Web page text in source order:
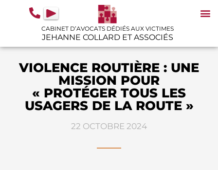
principal
CABINET D’AVOCATS DÉDIÉS AUX VICTIMES
JEHANNE COLLARD ET ASSOCIÉS
VIOLENCE ROUTIÈRE : UNE
MISSION POUR
« PROTÉGER TOUS LES
USAGERS DE LA ROUTE »
22 OCTOBRE 2024